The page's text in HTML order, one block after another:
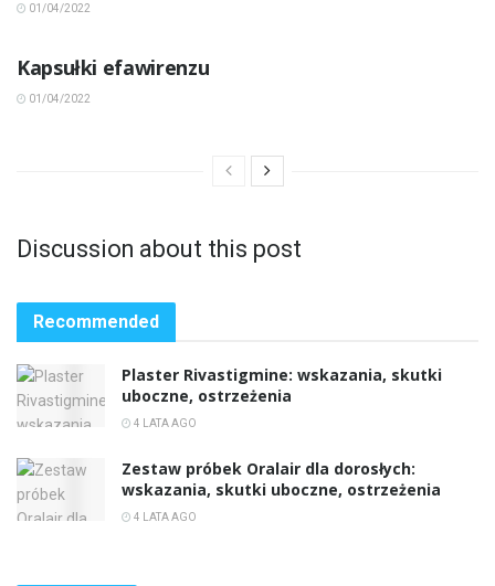
01/04/2022
Kapsułki efawirenzu
01/04/2022
Discussion about this post
Recommended
Plaster Rivastigmine: wskazania, skutki
uboczne, ostrzeżenia
4 LATA AGO
Zestaw próbek Oralair dla dorosłych:
wskazania, skutki uboczne, ostrzeżenia
4 LATA AGO